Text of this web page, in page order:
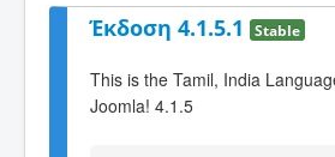
Έκδοση 4.1.5.1 Stable
This is the Tamil, India
Joomla! 4.1.5